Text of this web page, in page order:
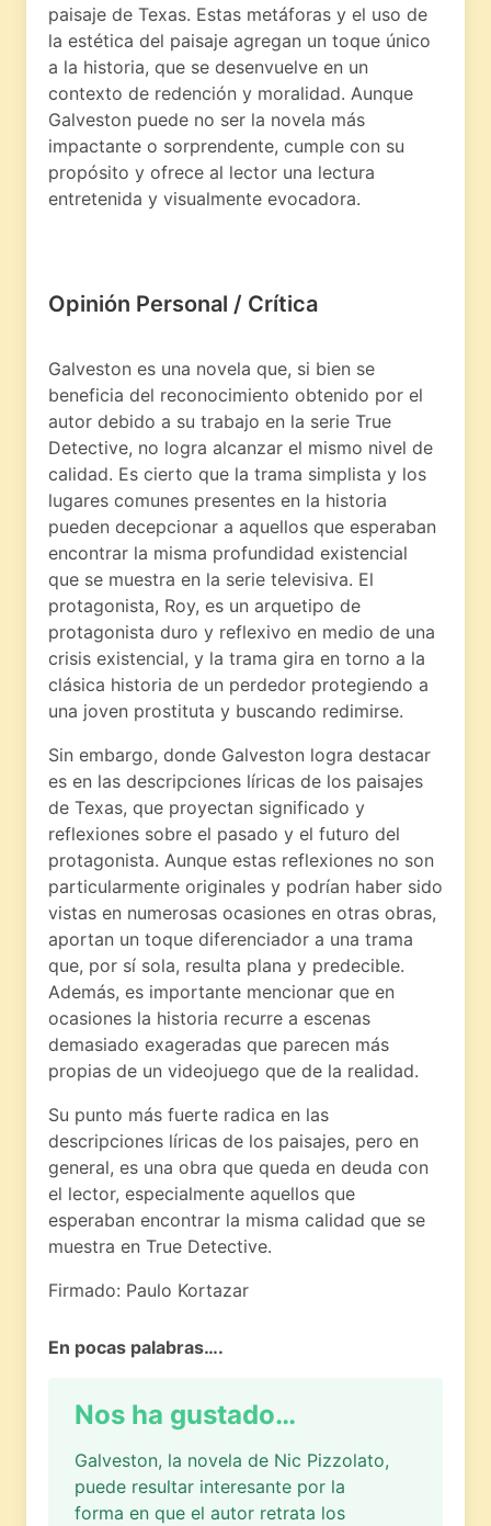
paisaje de Texas. Estas metáforas y el uso de
la estética del paisaje agregan un toque único
a la historia, que se desenvuelve en un
contexto de redención y moralidad. Aunque
Galveston puede no ser la novela más
impactante o sorprendente, cumple con su
propósito y ofrece al lector una lectura
entretenida y visualmente evocadora.
Opinión Personal / Crítica
Galveston es una novela que, si bien se
beneficia del reconocimiento obtenido por el
autor debido a su trabajo en la serie True
Detective, no logra alcanzar el mismo nivel de
calidad. Es cierto que la trama simplista y los
lugares comunes presentes en la historia
pueden decepcionar a aquellos que esperaban
encontrar la misma profundidad existencial
que se muestra en la serie televisiva. El
protagonista, Roy, es un arquetipo de
protagonista duro y reflexivo en medio de una
crisis existencial, y la trama gira en torno a la
clásica historia de un perdedor protegiendo a
una joven prostituta y buscando redimirse.
Sin embargo, donde Galveston logra destacar
es en las descripciones líricas de los paisajes
de Texas, que proyectan significado y
reflexiones sobre el pasado y el futuro del
protagonista. Aunque estas reflexiones no son
particularmente originales y podrían haber sido
vistas en numerosas ocasiones en otras obras,
aportan un toque diferenciador a una trama
que, por sí sola, resulta plana y predecible.
Además, es importante mencionar que en
ocasiones la historia recurre a escenas
demasiado exageradas que parecen más
propias de un videojuego que de la realidad.
Su punto más fuerte radica en las
descripciones líricas de los paisajes, pero en
general, es una obra que queda en deuda con
el lector, especialmente aquellos que
esperaban encontrar la misma calidad que se
muestra en True Detective.
Firmado: Paulo Kortazar
En pocas palabras….
Nos ha gustado…
Galveston, la novela de Nic Pizzolato,
puede resultar interesante por la
forma en que el autor retrata los